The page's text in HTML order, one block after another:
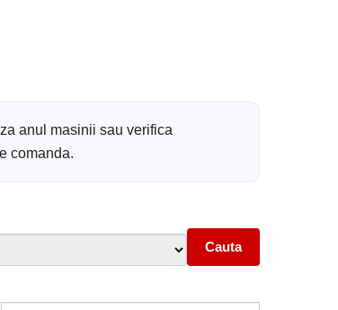
anul masinii sau verifica
comanda.
Cauta